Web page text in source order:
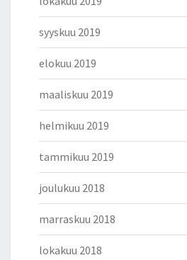
syyskuu 2019
elokuu 2019
maaliskuu 2019
helmikuu 2019
tammikuu 2019
joulukuu 2018
marraskuu 2018
lokakuu 2018